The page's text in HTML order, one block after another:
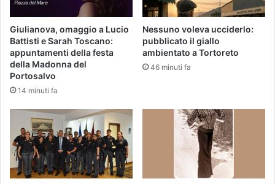
Giulianova, omaggio a Lucio
Battisti e Sarah Toscano:
appuntamenti della festa
della Madonna del
Portosalvo
14 minuti fa
Nessuno voleva ucciderlo:
pubblicato il giallo
ambientato a Tortoreto
46 minuti fa